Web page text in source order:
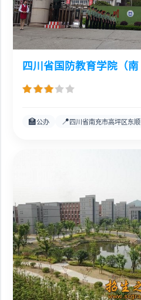
四川省国防教育学院（南
🏫公办 📍四川省南充市高坪区东顺